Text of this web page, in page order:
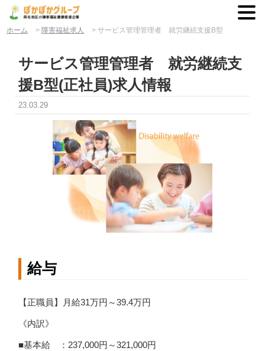
ホーム > 障害福祉求人 >サービス管理管理者 就労継続支援B型
サービス管理管理者 就労継続支
援B型(正社員)求人情報
23.03.29
給与
【正職員】月給31万円～39.4万円
《内訳》
■基本給 ：237,000円～321,000円